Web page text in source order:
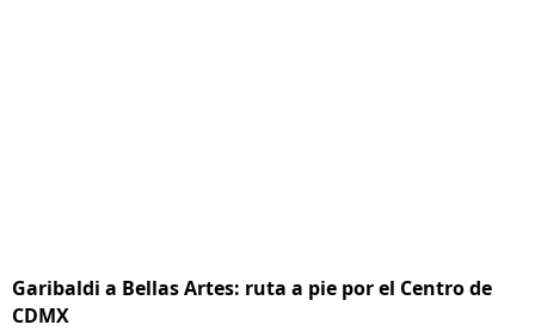
Garibaldi a Bellas Artes: ruta a pie por el Centro de
CDMX